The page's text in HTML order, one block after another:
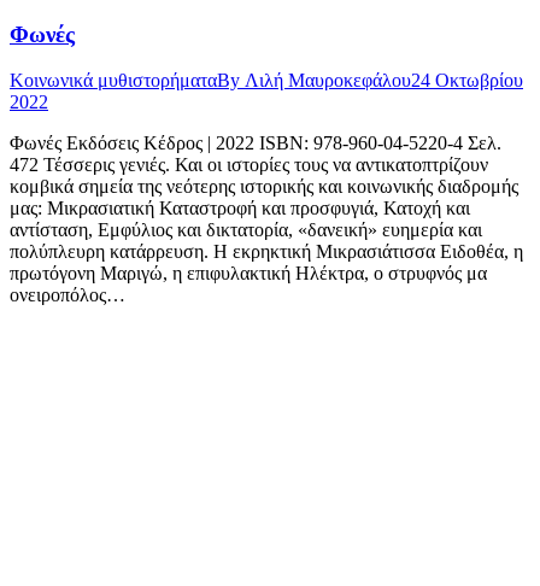
Φωνές
Κοινωνικά μυθιστορήματαBy Λιλή Μαυροκεφάλου24 Οκτωβρίου
2022
Φωνές Εκδόσεις Κέδρος | 2022 ISBN: 978-960-04-5220-4 Σελ.
472 Τέσσερις γενιές. Και οι ιστορίες τους να αντικατοπτρίζουν
κομβικά σημεία της νεότερης ιστορικής και κοινωνικής διαδρομής
μας: Μικρασιατική Καταστροφή και προσφυγιά, Κατοχή και
αντίσταση, Εμφύλιος και δικτατορία, «δανεική» ευημερία και
πολύπλευρη κατάρρευση. Η εκρηκτική Mικρασιάτισσα Ειδοθέα, η
πρωτόγονη Μαριγώ, η επιφυλακτική Ηλέκτρα, ο στρυφνός μα
ονειροπόλος…